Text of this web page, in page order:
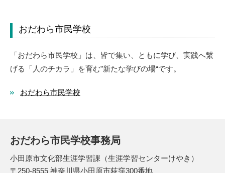
おだわら市民学校
「おだわら市民学校」は、皆で集い、ともに学び、実践へ繋
げる「人のチカラ」を育む”新たな学びの場“です。
おだわら市民学校
おだわら市民学校事務局
小田原市文化部生涯学習課（生涯学習センターけやき）
〒250-8555 神奈川県小田原市荻窪300番地